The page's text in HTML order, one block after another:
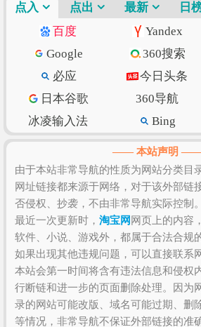
索的索引信息，可以点击“搜狗索引
索引”进入查看。 淘宝网的价值评
问速度、搜索引擎收录、网站权重
量和数量、上线时长、用户体验和
全面准确评估该网站的价值比较困
的私密数据则需要找该网站管理员
如该站的IP数、PV数、UV数、会
时长等！当然，任何一个网站是否
藏，还是需要根据您自身的需求以
和感受来决定，因为只有符合您自
的。
点入 点出 最新 日
百度
Yandex
Google
360搜索
必应
今日头条
日本谷歌
360导航
冰凌输入法
Bing
抖音
w3school
纳米搜索
Ecosia
环球网
北京时间
SSLs.com
语文迷
CSDN博客
虎扑篮球
—— 本站声明
由于本站非常导航的性质为网站分类目
网址链接都来源于网络，对于该外部链
否侵权、抄袭，不由非常导航实际控制
最近一次更新时， 淘宝网 网页上的内容
软件、小说、游戏外，都属于合法合规
如果出现其他违规问题，可以直接联系
本站会第一时间将含有违法信息和侵权
行断链和进一步的页面删除处理。因为
录的网站可能改版、域名可能过期、删
等情况，非常导航不保证外部链接的准